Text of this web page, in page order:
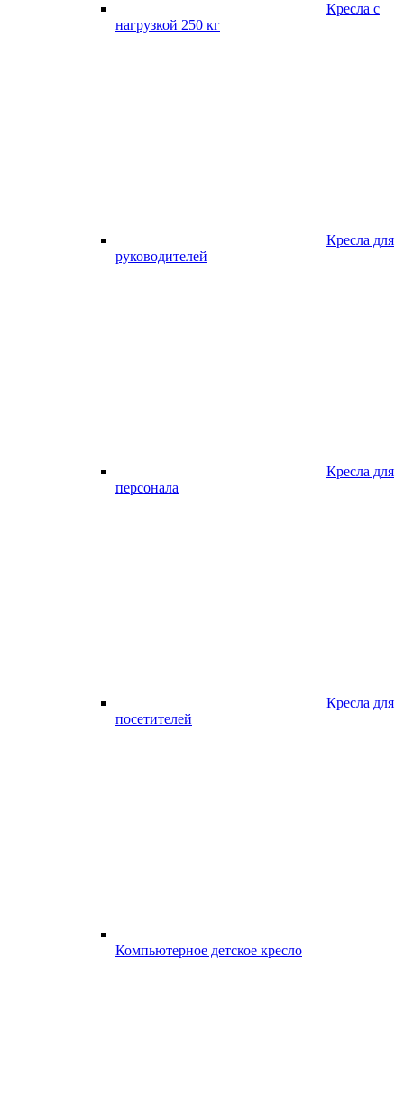
Кресла с
нагрузкой 250 кг
Кресла для
руководителей
Кресла для
персонала
Кресла для
посетителей
Компьютерное детское кресло